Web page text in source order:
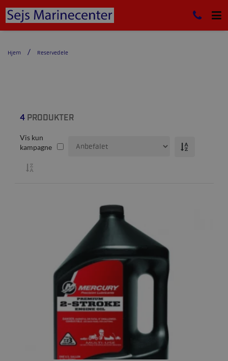
Hjem Reservedele
4PRODUKTER
Vis kun
kampagne